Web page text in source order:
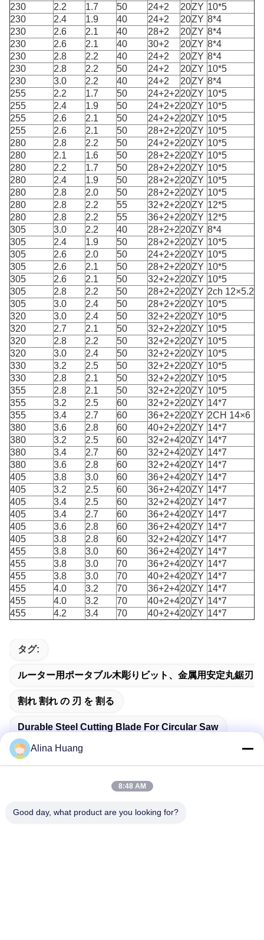
230
2.2 1.7 50 24+2 20ZY 10*5
230
2.4 1.9 40 24+2 20ZY 8*4
230
2.6 2.1 40 28+2 20ZY 8*4
230
2.6 2.1 40 30+2 20ZY 8*4
230
2.8 2.2 40 24+2 20ZY 8*4
230
2.8 2.2 50 24+2 20ZY 10*5
230
3.0 2.2 40 24+2 20ZY 8*4
255
2.2 1.7 50 24+2+220ZY 10*5
255
2.4 1.9 50 24+2+220ZY 10*5
255
2.6 2.1 50 24+2+220ZY 10*5
255
2.6 2.1 50 28+2+220ZY 10*5
280
2.8 2.2 50 24+2+220ZY 10*5
280
2.1 1.6 50 28+2+220ZY 10*5
280
2.2 1.7 50 28+2+220ZY 10*5
280
2.4 1.9 50 28+2+220ZY 10*5
280
2.8 2.0 50 28+2+220ZY 10*5
280
2.8 2.2 55 32+2+220ZY 12*5
280
2.8 2.2 55 36+2+220ZY 12*5
305
3.0 2.2 40 28+2+220ZY 8*4
305
2.4 1.9 50 28+2+220ZY 10*5
305
2.6 2.0 50 24+2+220ZY 10*5
305
2.6 2.1 50 28+2+220ZY 10*5
305
2.6 2.1 50 32+2+220ZY 10*5
305
2.8 2.2 50 28+2+220ZY 2ch 12×5.2
305
3.0 2.4 50 28+2+220ZY 10*5
320
3.0 2.4 50 32+2+220ZY 10*5
320
2.7 2.1 50 32+2+220ZY 10*5
320
2.8 2.2 50 32+2+220ZY 10*5
320
3.0 2.4 50 32+2+220ZY 10*5
330
3.2 2.5 50 32+2+220ZY 10*5
330
2.8 2.1 50 32+2+220ZY 10*5
355
2.8 2.1 50 32+2+220ZY 10*5
355
3.2 2.5 60 32+2+220ZY 14*7
355
3.4 2.7 60 36+2+220ZY 2CH 14×6
380
3.6 2.8 60 40+2+220ZY 14*7
380
3.2 2.5 60 32+2+420ZY 14*7
380
3.4 2.7 60 32+2+420ZY 14*7
380
3.6 2.8 60 32+2+420ZY 14*7
405
3.8 3.0 60 36+2+420ZY 14*7
405
3.2 2.5 60 36+2+420ZY 14*7
405
3.4 2.5 60 32+2+420ZY 14*7
405
3.4 2.7 60 36+2+420ZY 14*7
405
3.6 2.8 60 36+2+420ZY 14*7
405
3.8 2.8 60 32+2+420ZY 14*7
455
3.8 3.0 60 36+2+420ZY 14*7
455
3.8 3.0 70 36+2+420ZY 14*7
455
3.8 3.0 70 40+2+420ZY 14*7
455
4.0 3.2 70 36+2+420ZY 14*7
455
4.0 3.2 70 40+2+420ZY 14*7
455
4.2 3.4 70 40+2+420ZY 14*7
タグ:
ルーター用ポータブル木彫りビット、金属用安定丸鋸刃
割れ 割れ の 刃 を 割る
Durable Steel Cutting Blade For Circular Saw
Alina Huang
8:48 AM
Good day, what product are you looking for?